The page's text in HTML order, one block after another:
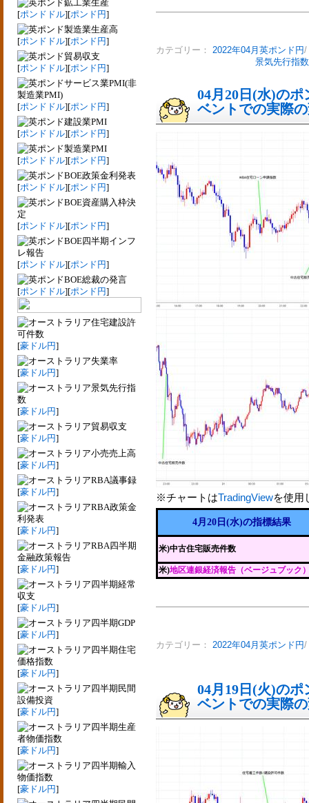
鉱工業生産
[ポンドドル][ポンド円]
製造業生産高
[ポンドドル][ポンド円]
貿易収支
[ポンドドル][ポンド円]
サービス業PMI(非
製造業PMI)
[ポンドドル][ポンド円]
建設業PMI
[ポンドドル][ポンド円]
製造業PMI
[ポンドドル][ポンド円]
BOE政策金利発表
[ポンドドル][ポンド円]
BOE資産購入枠決
定
[ポンドドル][ポンド円]
BOE四半期インフ
レ報告
[ポンドドル][ポンド円]
BOE総裁の発言
[ポンドドル][ポンド円]
住宅建設許
可件数
[豪ドル円]
失業率
[豪ドル円]
景気先行指
数
[豪ドル円]
貿易収支
[豪ドル円]
小売売上高
[豪ドル円]
RBA議事録
[豪ドル円]
RBA政策金
利発表
[豪ドル円]
RBA四半期
金融政策報告
[豪ドル円]
四半期経常
収支
[豪ドル円]
四半期GDP
[豪ドル円]
四半期住宅
価格指数
[豪ドル円]
四半期民間
設備投資
[豪ドル円]
四半期生産
者物価指数
[豪ドル円]
四半期輸入
物価指数
[豪ドル円]
カテゴリー： 2022年04月英ポンド円/
景気先行指数
04月20日(水)の
ベントでの実際
※チャートはTradingViewを使用
4月20日(水)の指標結果
米)中古住宅販売件数
米)地区連銀経済報告（ベージュブック
カテゴリー： 2022年04月英ポンド円/
04月19日(火)の
ベントでの実際